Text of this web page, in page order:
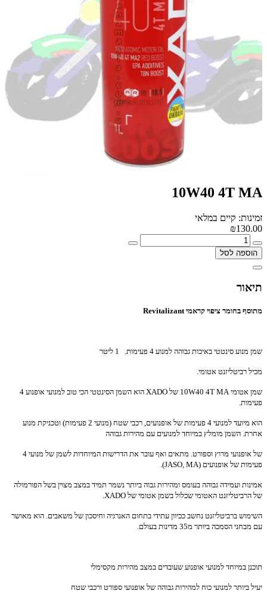
10W40 4T MA
זמינות: קיים במלאי
₪130.00
הוספה לסל
תיאור
מתוסף בחומר ציפוי קראמיRevitalizant
שמן מנוע סינטטי באיכות גבוהה למנוע 4 פעימות. 1 ליטר
מכיל רביטליזנט אטומי.
שמן אטומיW40 4T MA
10 של XADO
הוא השמן הסינטטי הכי טוב למנועי אופנוע 4
פעימות.
הוא מיועד למנועי 4 פעימות של אופנועים, רכבי שטח (מנועי 2 פעימות) וטכניקת מנוע
אחרת. השמן מומלץ במיוחד למנועים עם מהירות גבוהה
של אופנועי מרוץ וספורט. מתאים ואף עובר את הדרישות המיוחדות לשמן של מנועי 4
פעימות של אופנועים (JASO, MA
).
אמינות ועמידה גבוהה בעומס ומהירות גבוה ביותר נשמר תמיד במצב מצוין בשל הפורמולה
של הרביטליזנט האטומי שכלול בשמן אטומי של XADO
.
השימוש ברביטליזנט נחשב ככיוון עתידי בתחום האנרגיה וחיסכון של משאבים. הוא מאושר
עם מבחני הסמכה ביותר מ35 מדינות בעולם.
תוכנן במיוחד למנועי אופנוע שעובדים במצב מהירות מקסימלי
יעיל ביותר למנועי כוח למהירות גבוהה של אופנועי ספורט ורכבי שטח